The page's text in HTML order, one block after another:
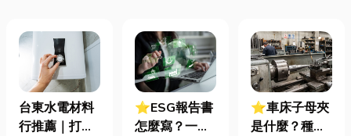
台東水電材料
行推薦｜打造
⭐ESG報告書
怎麼寫？一定
⭐車床子母夾
是什麼？種